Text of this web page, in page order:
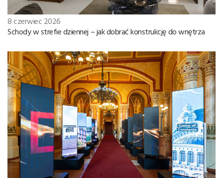
8 czerwiec 2026
Schody w strefie dziennej – jak dobrać konstrukcję do wnętrza